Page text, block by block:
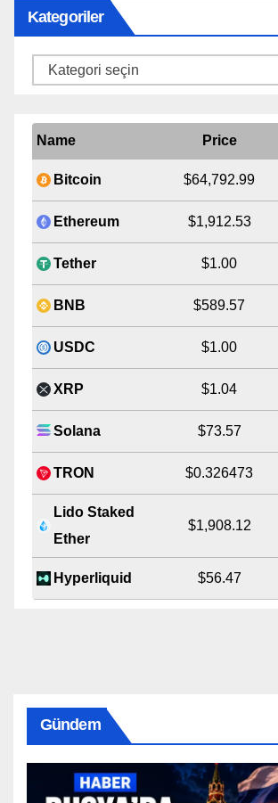
Kategoriler
Kategoriler
Name Price
Bitcoin $64,792.99
Ethereum $1,912.53
Tether $1.00
BNB $589.57
USDC $1.00
XRP $1.04
Solana $73.57
TRON $0.326473
Lido Staked
Ether
$1,908.12
Hyperliquid $56.47
Gündem